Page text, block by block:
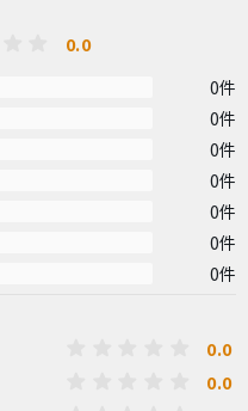
0.0
0件
0件
0件
0件
0件
0件
0件
0.0
0.0